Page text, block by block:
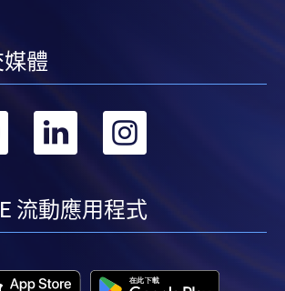
體
轉
youtube
轉
linkedin
轉
流動應用程式